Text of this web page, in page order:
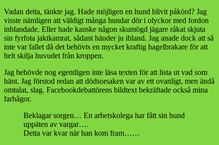
Vadan detta, tänkte jag. Hade möjligen en hund blivit påkörd? Jag
visste nämligen att väldigt många hundar dör i olyckor med fordon
inblandade. Eller hade kanske någon skumögd jägare råkat skjuta
sin fyrfota jaktkamrat, sådant händer ju ibland. Jag anade dock att så
inte var fallet då det behövts en mycket kraftig hagelbrakare för att
helt skilja huvudet från kroppen.
Jag behövde nog egentligen inte läsa texten för att lista ut vad som
hänt. Jag förstod redan att dödsorsaken var av ett ovanligt, men ändå
omtalat, slag. Facebookdebattörens bildtext bekräftade också mina
farhågor.
Beklagar sorgen… En arbetskolega har fått sin hund
uppäten av vargar….
Detta var kvar när han kom fram……